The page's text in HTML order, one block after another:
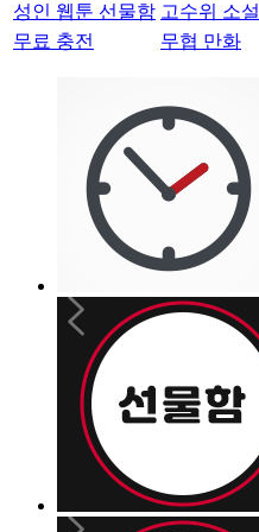
성인 웹툰 선물함 고수위 소설
무료 충전
무협 만화